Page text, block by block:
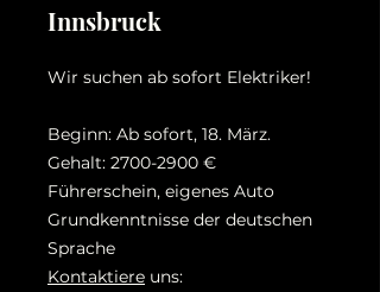
Innsbruck
Wir suchen ab sofort Elektriker!
Beginn: Ab sofort, 18. März.
Gehalt: 2700-2900 €
Führerschein, eigenes Auto
Grundkenntnisse der deutschen
Sprache
Kontaktiere uns: